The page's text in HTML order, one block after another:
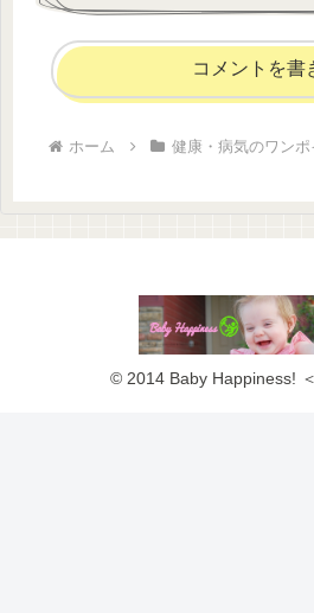
コメントを書
ホーム 健康・病気のワンポ
© 2014 Baby Happiness!